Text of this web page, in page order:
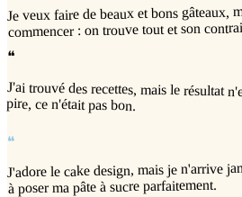
Je veux faire de beaux et bons gâteaux,
commencer : on trouve tout et son
❝
J'ai trouvé des recettes, mais le résultat
pire, ce n'était pas bon.
❝
J'adore le cake design, mais je n'arrive
à poser ma pâte à sucre parfaitement.